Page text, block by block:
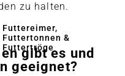
Futtereimer,
Futtertonnen &
Futtertröge
zu halten.
gibt es und
geeignet?